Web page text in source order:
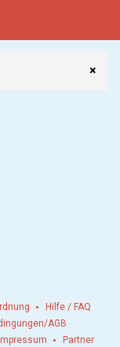
×
Hilfe / FAQ
AGB
Impressum Partner